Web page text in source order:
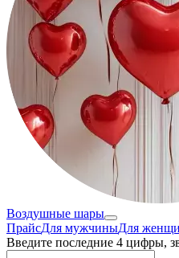
Воздушные шары
ПрайсДля мужчиныДля
Введите последние 4 цифры,